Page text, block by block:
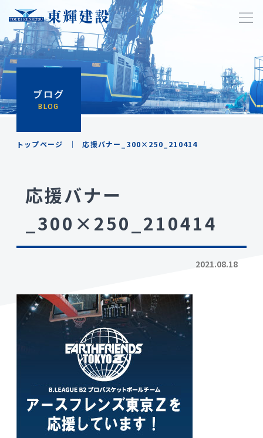
ブログ
BLOG
トップページ 応援バナー_300×250_210414
応援バナー
_300×250_210414
2021.08.18